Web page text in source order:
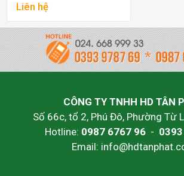
Liên hệ
CÔNG TY TNHH HD TÂN
Số 66c, tổ 2, Phú Đô, Phường Từ
Hotline: 0987 6767 96 -
Email: